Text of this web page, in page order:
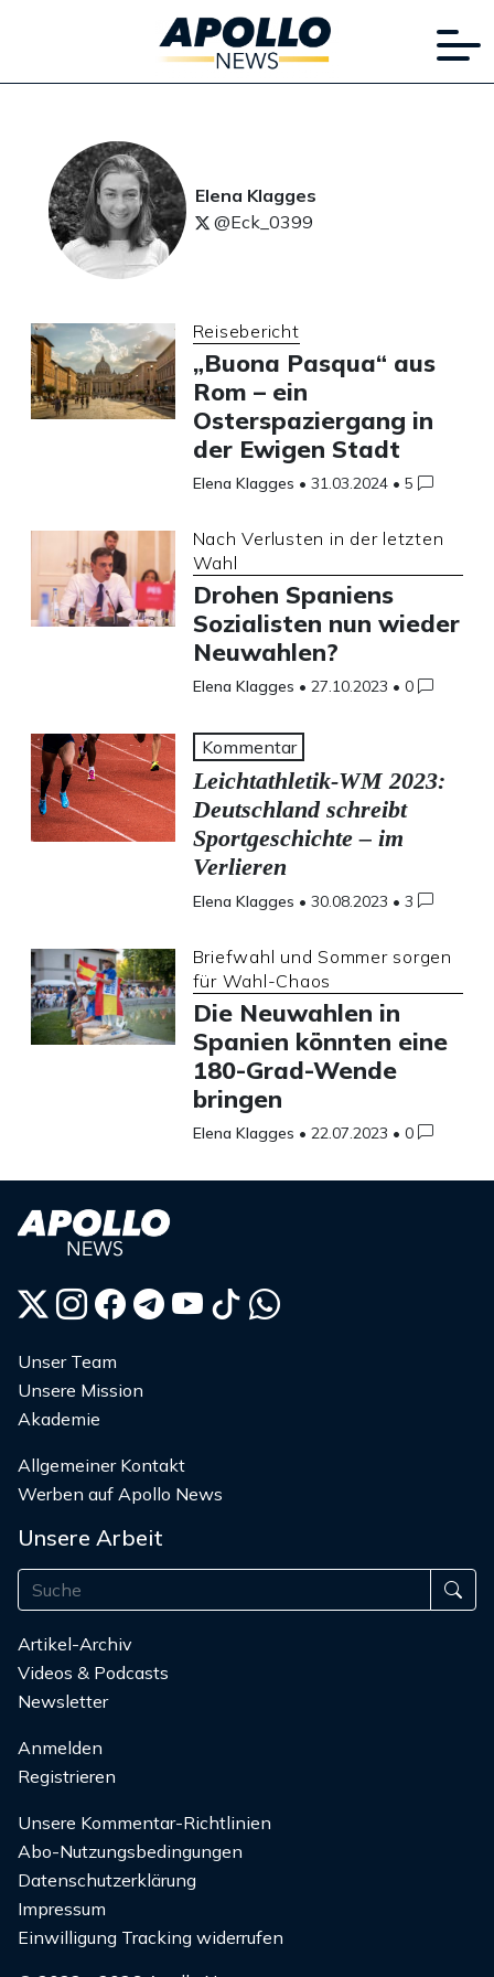
Elena Klagges
@Eck_0399
Reisebericht
„Buona Pasqua“ aus
Rom – ein
Osterspaziergang in
der Ewigen Stadt
Elena Klagges • 31.03.2024 • 5
Nach Verlusten in der letzten
Wahl
Drohen Spaniens
Sozialisten nun wieder
Neuwahlen?
Elena Klagges • 27.10.2023 • 0
Kommentar
Leichtathletik-WM 2023:
Deutschland schreibt
Sportgeschichte – im
Verlieren
Elena Klagges • 30.08.2023 • 3
Briefwahl und Sommer sorgen
für Wahl-Chaos
Die Neuwahlen in
Spanien könnten eine
180-Grad-Wende
bringen
Elena Klagges • 22.07.2023 • 0
Unser Team
Unsere Mission
Akademie
Allgemeiner Kontakt
Werben auf Apollo News
Unsere Arbeit
Artikel-Archiv
Videos & Podcasts
Newsletter
Anmelden
Registrieren
Unsere Kommentar-Richtlinien
Abo-Nutzungsbedingungen
Datenschutzerklärung
Impressum
Einwilligung Tracking widerrufen